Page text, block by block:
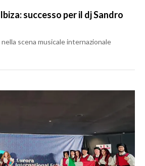
successo per il dj Sandro
scena musicale internazionale